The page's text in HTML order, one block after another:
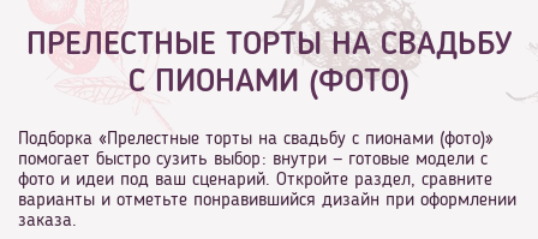
ПРЕЛЕСТНЫЕ ТОРТЫ НА СВАДЬБУ
С ПИОНАМИ (ФОТО)
Подборка «Прелестные торты на свадьбу с пионами (фото)»
помогает быстро сузить выбор: внутри — готовые модели с
фото и идеи под ваш сценарий. Откройте раздел, сравните
варианты и отметьте понравившийся дизайн при оформлении
заказа.